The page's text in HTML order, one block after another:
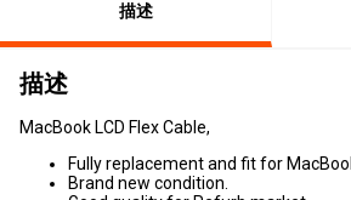
描述
描述
MacBook LCD Flex Cable,
Fully replacement and fit for
Brand new condition.